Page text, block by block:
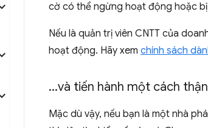
cờ có thể ngừng hoạt động hoặc
Nếu là quản trị viên CNTT của
hoạt động. Hãy xem chính sách
...và tiến hành một cách
Mặc dù vậy, nếu bạn là một nhà